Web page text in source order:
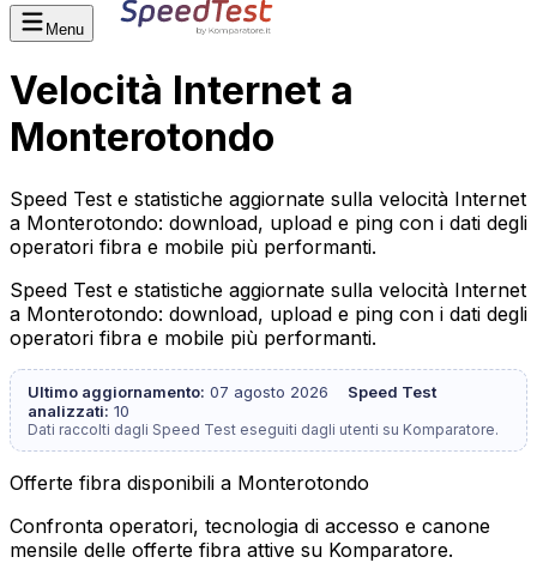
Menu
Velocità Internet a
Monterotondo
Speed Test e statistiche aggiornate sulla velocità Internet
a Monterotondo: download, upload e ping con i dati degli
operatori fibra e mobile più performanti.
Speed Test e statistiche aggiornate sulla velocità Internet
a Monterotondo: download, upload e ping con i dati degli
operatori fibra e mobile più performanti.
Ultimo aggiornamento: 07 agosto 2026
Speed Test
analizzati: 10
Dati raccolti dagli Speed Test eseguiti dagli utenti su Komparatore.
Offerte fibra disponibili a Monterotondo
Confronta operatori, tecnologia di accesso e canone
mensile delle offerte fibra attive su Komparatore.